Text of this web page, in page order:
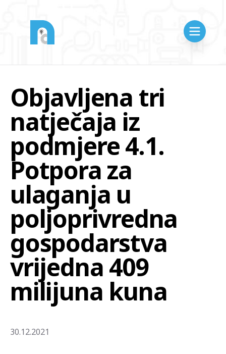
Objavljena tri
natječaja iz
podmjere 4.1.
Potpora za
ulaganja u
poljoprivredna
gospodarstva
vrijedna 409
milijuna kuna
30.12.2021